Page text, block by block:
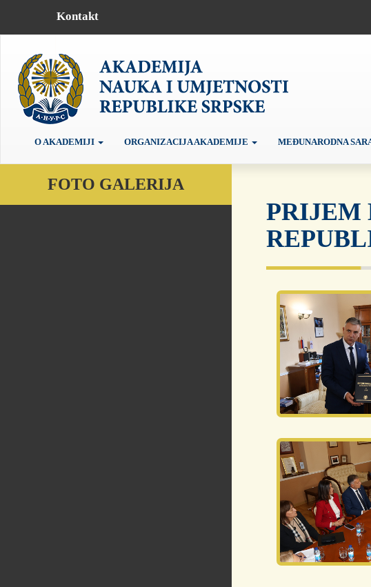
Kontakt
O AKADEMIJI ORGANIZACIJA AKADEMIJE MEĐUNARODNA
FOTO GALERIJA
PRIJEM